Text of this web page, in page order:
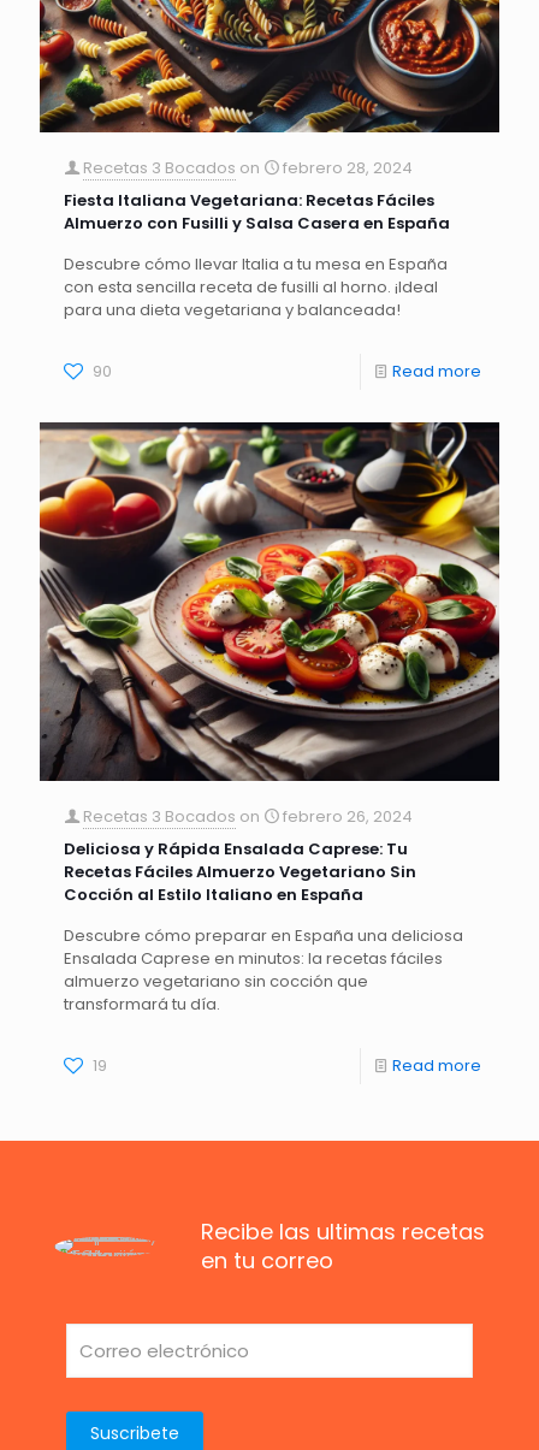
Recetas 3 Bocados on
febrero 28, 2024
Fiesta Italiana Vegetariana: Recetas Fáciles
Almuerzo con Fusilli y Salsa Casera en España
Descubre cómo llevar Italia a tu mesa en España
con esta sencilla receta de fusilli al horno. ¡Ideal
para una dieta vegetariana y balanceada!
90 Read more
Recetas 3 Bocados on
febrero 26, 2024
Deliciosa y Rápida Ensalada Caprese: Tu
Recetas Fáciles Almuerzo Vegetariano Sin
Cocción al Estilo Italiano en España
Descubre cómo preparar en España una deliciosa
Ensalada Caprese en minutos: la recetas fáciles
almuerzo vegetariano sin cocción que
transformará tu día.
19 Read more
Recibe las ultimas recetas
en tu correo